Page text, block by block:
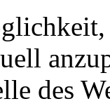
des